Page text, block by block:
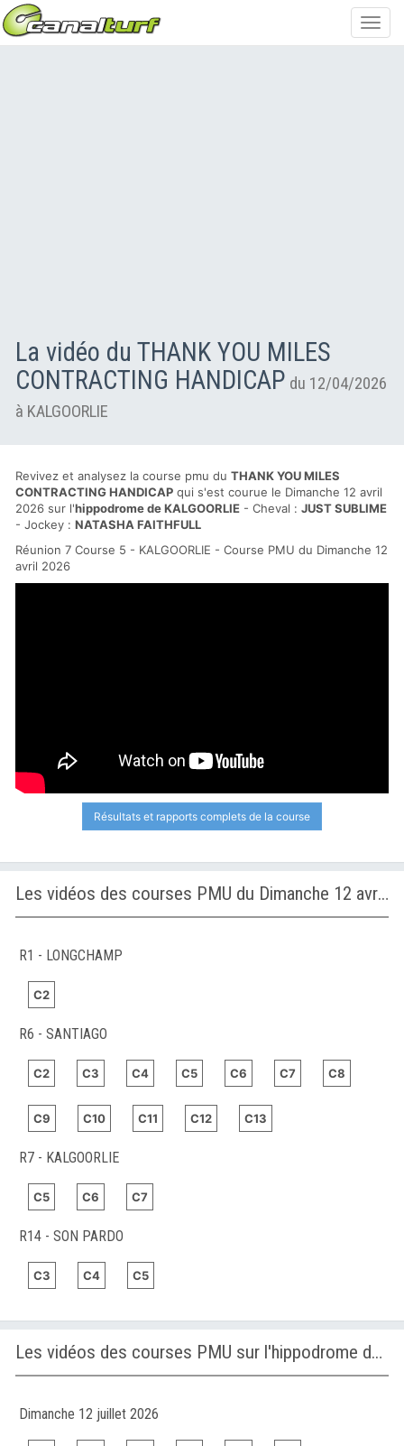
La vidéo du THANK YOU MILES
CONTRACTING HANDICAP du 12/04/2026
à KALGOORLIE
Revivez et analysez la course pmu du THANK YOU MILES
CONTRACTING HANDICAP qui s'est courue le Dimanche 12 avril
2026 sur l'hippodrome de KALGOORLIE - Cheval : JUST SUBLIME
- Jockey : NATASHA FAITHFULL
Réunion 7 Course 5 - KALGOORLIE - Course PMU du Dimanche 12
avril 2026
Résultats et rapports complets de la course
Les vidéos des courses PMU du Dimanche 12 avril 2026
R1 - LONGCHAMP
C2
R6 - SANTIAGO
C2 C3 C4 C5 C6 C7 C8
C9 C10 C11 C12 C13
R7 - KALGOORLIE
C5 C6 C7
R14 - SON PARDO
C3 C4 C5
Les vidéos des courses PMU sur l'hippodrome de KALGOORLIE
Dimanche 12 juillet 2026